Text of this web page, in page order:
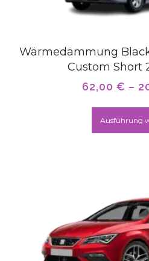
Wärmedämmung
Custom Short
62,00 € –
Ausführung